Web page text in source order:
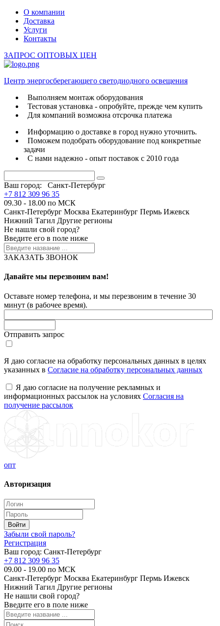
О компании
Доставка
Услуги
Контакты
ЗАПРОС ОПТОВЫХ ЦЕН
Центр энергосберегающего светодиодного освещения
Выполняем монтаж оборудования
Тестовая установка - опробуйте, прежде чем купить
Для компаний возможна отсрочка платежа
Информацию о доставке в город нужно уточнить.
Поможем подобрать оборудование под конкретные
задачи
С нами надежно - опыт поставок с 2010 года
Ваш город:
Санкт-Петербург
+7 812 309 96 35
09.30 - 18.00 по МСК
Санкт-Петербург Москва Екатеринбург Пермь Ижевск
Нижний Тагил Другие регионы
Не нашли свой город?
Введите его в поле ниже
ЗАКАЗАТЬ ЗВОНОК
Давайте мы перезвоним вам!
Оставьте номер телефона, и мы перезвоним в течение 30
минут (в рабочее время).
Отправить запрос
Я даю согласие на обработку персональных данных в целях
указанных в Согласие на обработку персональных данных
Я даю согласие на получение рекламных и
информационных рассылок на условиях Согласия на
получение рассылок
опт
Авторизация
Забыли свой пароль?
Регистрация
Ваш город: Санкт-Петербург
+7 812 309 96 35
09.00 - 19.00 по МСК
Санкт-Петербург Москва Екатеринбург Пермь Ижевск
Нижний Тагил Другие регионы
Не нашли свой город?
Введите его в поле ниже